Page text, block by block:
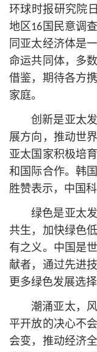
环球时报研究院
地区16国民意调
同亚太经济体是
命运共同体，多
借鉴，期待各方
家庭。
创新是亚太
展方向，推动世
亚太国家积极培
和国际合作。韩
胜赞表示，中国
绿色是亚太
共生，加快绿色
有之义。中国是
献者，通过先进
更多绿色发展选择
潮涌亚太，
平开放的决心不
会变，推动经济